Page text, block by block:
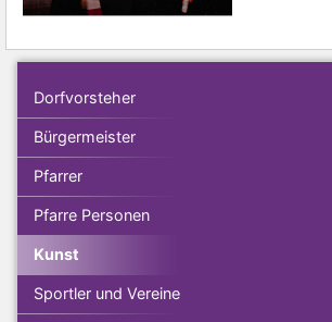
Dorfvorsteher
Bürgermeister
Pfarrer
Pfarre Personen
Kunst
Sportler und Vereine